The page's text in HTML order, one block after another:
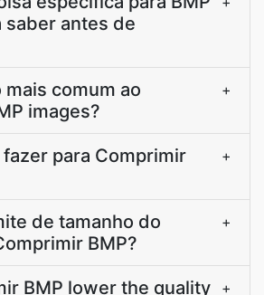
saber antes de
mais comum ao
images?
+
fazer para Comprimir
+
de tamanho do
BMP?
+
BMP lower the quality
+